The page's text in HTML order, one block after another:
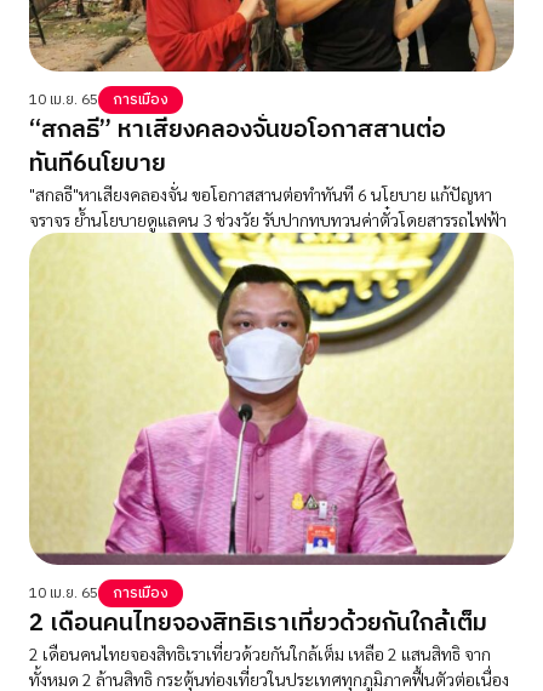
10 เม.ย. 65 การเมือง
“สกลธี” หาเสียงคลองจั่นขอโอกาสสานต่อ
ทันที6นโยบาย
"สกลธี"หาเสียงคลองจั่น ขอโอกาสสานต่อทำทันที 6 นโยบาย แก้ปัญหา
จราจร ย้ำนโยบายดูแลคน 3 ช่วงวัย รับปากทบทวนค่าตั๋วโดยสารรถไฟฟ้า
10 เม.ย. 65 การเมือง
2 เดือนคนไทยจองสิทธิเราเที่ยวด้วยกันใกล้เต็ม
2 เดือนคนไทยจองสิทธิเราเที่ยวด้วยกันใกล้เต็ม เหลือ 2 แสนสิทธิ จาก
ทั้งหมด 2 ล้านสิทธิ กระตุ้นท่องเที่ยวในประเทศทุกภูมิภาคฟื้นตัวต่อเนื่อง